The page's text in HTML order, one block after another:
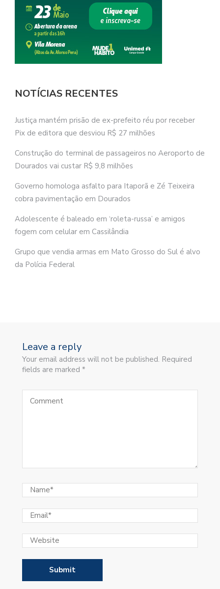
NOTÍCIAS RECENTES
Justiça mantém prisão de ex-prefeito réu por receber
Pix de editora que desviou R$ 27 milhões
Construção do terminal de passageiros no Aeroporto de
Dourados vai custar R$ 9,8 milhões
Governo homologa asfalto para Itaporã e Zé Teixeira
cobra pavimentação em Dourados
Adolescente é baleado em ‘roleta-russa’ e amigos
fogem com celular em Cassilândia
Grupo que vendia armas em Mato Grosso do Sul é alvo
da Polícia Federal
Leave a reply
Your email address will not be published. Required
fields are marked *